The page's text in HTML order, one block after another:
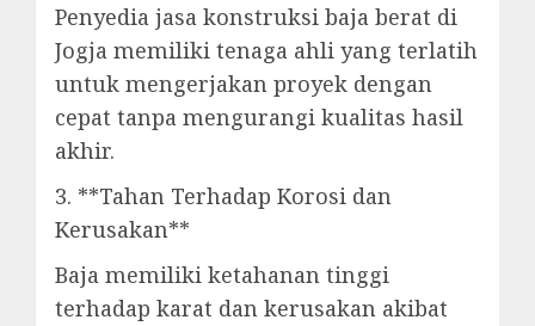
Penyedia jasa konstruksi baja berat di
Jogja memiliki tenaga ahli yang terlatih
untuk mengerjakan proyek dengan
cepat tanpa mengurangi kualitas hasil
akhir.
3. **Tahan Terhadap Korosi dan
Kerusakan**
Baja memiliki ketahanan tinggi
terhadap karat dan kerusakan akibat